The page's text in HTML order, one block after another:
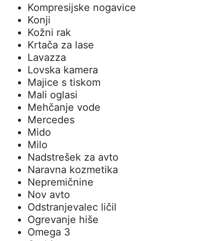
Kompresijske nogavice
Konji
Kožni rak
Krtača za lase
Lavazza
Lovska kamera
Majice s tiskom
Mali oglasi
Mehčanje vode
Mercedes
Mido
Milo
Nadstrešek za avto
Naravna kozmetika
Nepremičnine
Nov avto
Odstranjevalec ličil
Ogrevanje hiše
Omega 3